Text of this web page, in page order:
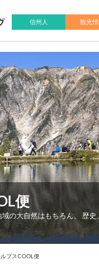
信州人
観光
便
の大自然はもちろん、 歴
ルプスCOOL便